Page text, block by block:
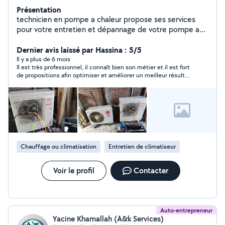
Présentation
technicien en pompe a chaleur propose ses services
pour votre entretien et dépannage de votre pompe a
installez votre climatisation et mettre en service.
Disponible appelé directement j'ai laissé mon numéro
de téléphone sur la photo de mes réalisations.
Dernier avis laissé par Hassina : 5/5
Il y a plus de 6 mois
Il est très professionnel, il connaît bien son métier et il est fort
de propositions afin optimiser et améliorer un meilleur résultat.
Chauffage ou climatisation Entretien de climatiseur
Voir le profil Contacter
Auto-entrepreneur
Yacine Khamallah (A&k Services)